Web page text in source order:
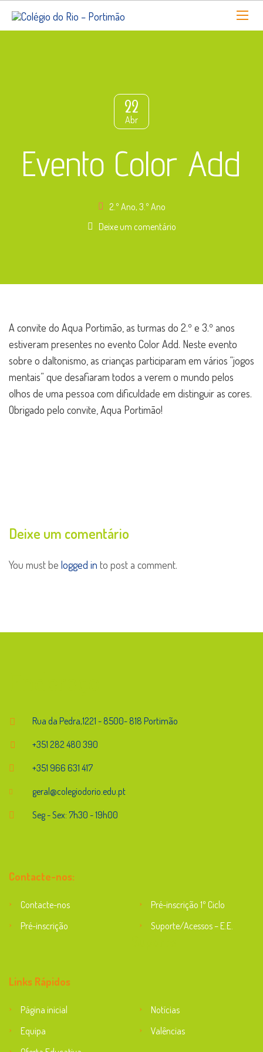
22
Abr
Evento Color Add
2.º Ano, 3.º Ano
Deixe um comentário
A convite do Aqua Portimão, as turmas do 2.º e 3.º anos
estiveram presentes no evento Color Add. Neste evento
sobre o daltonismo, as crianças participaram em vários “jogos
mentais” que desafiaram todos a verem o mundo pelos
olhos de uma pessoa com dificuldade em distinguir as cores.
Obrigado pelo convite, Aqua Portimão!
Deixe um comentário
You must be logged in to post a comment.
Rua da Pedra,1221 - 8500- 818 Portimão
+351 282 480 390
+351 966 631 417
geral@colegiodorio.edu.pt
Seg - Sex: 7h30 - 19h00
Contacte-nos:
Contacte-nos
Pré-inscrição 1º Ciclo
Pré-inscrição
Suporte/Acessos – E.E.
Links Rápidos
Página inicial
Notícias
Equipa
Valências